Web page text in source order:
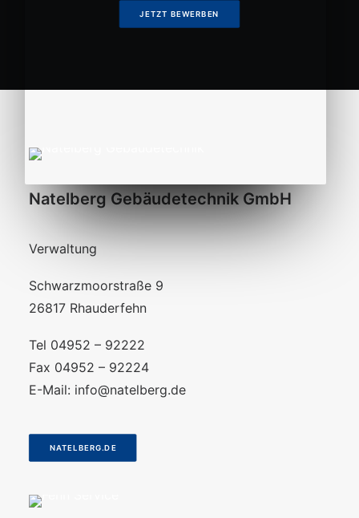
JETZT BEWERBEN
Natelberg Gebäudetechnik GmbH
Verwaltung
Schwarzmoorstraße 9
26817 Rhauderfehn
Tel 04952 – 92222
Fax 04952 – 92224
E-Mail: info@natelberg.de
NATELBERG.DE